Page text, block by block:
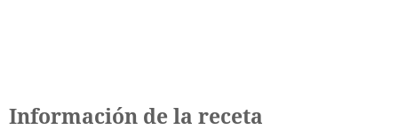
Información de la receta